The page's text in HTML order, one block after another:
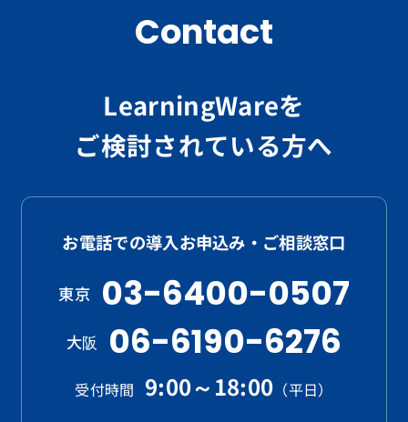
Contact
LearningWareを
ご検討されている方へ
お電話での導入お申込み・ご相談窓口
東京 03-6400-0507
大阪 06-6190-6276
受付時間 9:00～18:00 （平日）